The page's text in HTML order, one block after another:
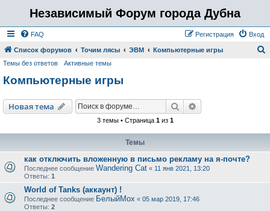
Независимый Форум города Дубна
FAQ Вход
Регистрация
Список форумов Точим лясы ЭВМ Компьютерные игры
Темы без ответов Активные темы
Компьютерные игры
Новая тема Поиск
3 темы • Страница 1из 1
Темы
как отключить вложенную в письмо рекламу на я-почте?
Последнее сообщение Wandering Cat « 11 янв 2021, 13:20
Ответы: 1
World of Tanks (аккаунт) !
Последнее сообщение БелыйМох « 05 мар 2019, 17:46
Ответы: 2